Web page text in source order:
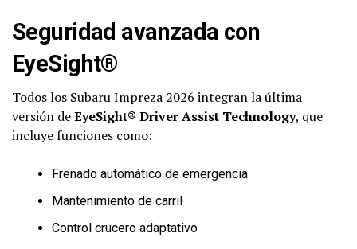
Seguridad avanzada con
EyeSight®
Todos los Subaru Impreza 2026 integran la última
versión deEyeSight® Driver Assist Technology, que
incluye funciones como:
Frenado automático de emergencia
Mantenimiento de carril
Control crucero adaptativo